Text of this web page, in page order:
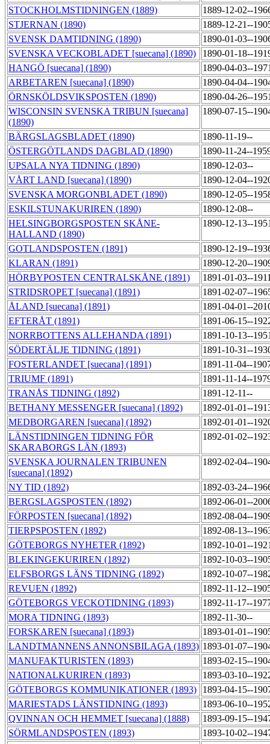
STOCKHOLMSTIDNINGEN (1889)
1889-12-02--
STJERNAN (1890)
1889-12-21--
SVENSK DAMTIDNING (1890)
1890-01-03--
SVENSKA VECKOBLADET [suecana] (1890)
1890-01-18--
HANGÖ [suecana] (1890)
1890-04-03--
ARBETAREN [suecana] (1890)
1890-04-04--
ÖRNSKÖLDSVIKSPOSTEN (1890)
1890-04-26--
WISCONSIN SVENSKA TRIBUN [suecana]
(1890)
1890-07-15--
BÄRGSLAGSBLADET (1890)
1890-11-19--
ÖSTERGÖTLANDS DAGBLAD (1890)
1890-11-24--
UPSALA NYA TIDNING (1890)
1890-12-03--
VÅRT LAND [suecana] (1890)
1890-12-04--
SVENSKA MORGONBLADET (1890)
1890-12-05--
ESKILSTUNAKURIREN (1890)
1890-12-08--
HELSINGBORGSPOSTEN SKÅNE-
HALLAND (1890)
1890-12-13--
GOTLANDSPOSTEN (1891)
1890-12-19--
KLARAN (1891)
1890-12-20--
HÖRBYPOSTEN CENTRALSKÅNE (1891)
1891-01-03--
STRIDSROPET [suecana] (1891)
1891-02-07--
ÅLAND [suecana] (1891)
1891-04-01--
EFTERÅT (1891)
1891-06-15--
NORRBOTTENS ALLEHANDA (1891)
1891-10-13--
SÖDERTÄLJE TIDNING (1891)
1891-10-31--
FOSTERLANDET [suecana] (1891)
1891-11-04--
TRIUMF (1891)
1891-11-14--
TRANÅS TIDNING (1892)
1891-12-11--
BETHANY MESSENGER [suecana] (1892)
1892-01-01--
MEDBORGAREN [suecana] (1892)
1892-01-01--
LÄNSTIDNINGEN TIDNING FÖR
SKARABORGS LÄN (1893)
1892-01-02--
SVENSKA JOURNALEN TRIBUNEN
[suecana] (1892)
1892-02-04--
NY TID (1892)
1892-03-24--
BERGSLAGSPOSTEN (1892)
1892-06-01--
FÖRPOSTEN [suecana] (1892)
1892-08-04--
TIERPSPOSTEN (1892)
1892-08-13--
GÖTEBORGS NYHETER (1892)
1892-10-01--
BLEKINGEKURIREN (1892)
1892-10-03--
ELFSBORGS LÄNS TIDNING (1892)
1892-10-07--
REVUEN (1892)
1892-11-12--
GÖTEBORGS VECKOTIDNING (1893)
1892-11-17--
MORA TIDNING (1893)
1892-11-30--
FORSKAREN [suecana] (1893)
1893-01-01--
LANDTMANNENS ANNONSBILAGA (1893) 1893-01-07--
MANUFAKTURISTEN (1893)
1893-02-15--
NATIONALKURIREN (1893)
1893-03-10--
GÖTEBORGS KOMMUNIKATIONER (1893)
1893-04-15--
MARIESTADS LÄNSTIDNING (1893)
1893-06-10--
QVINNAN OCH HEMMET [suecana] (1888)
1893-09-15--
SÖRMLANDSPOSTEN (1893)
1893-10-02--